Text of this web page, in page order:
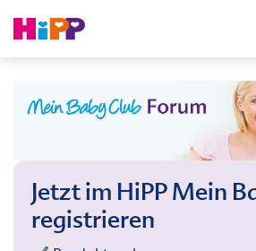
Jetzt im HiPP Mein
registrieren